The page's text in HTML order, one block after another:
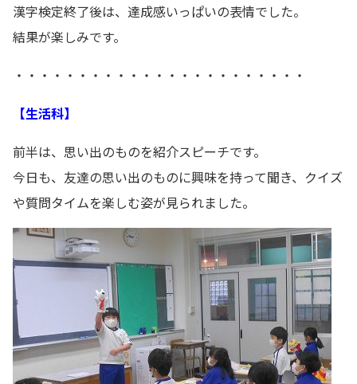
漢字検定終了後は、達成感いっぱいの表情でした。
結果が楽しみです。
・・・・・・・・・・・・・・・・・・・・・・・
【生活科】
前半は、思い出のものを紹介スピーチです。
今日も、友達の思い出のものに興味を持って聞き、クイズ
や質問タイムを楽しむ姿が見られました。